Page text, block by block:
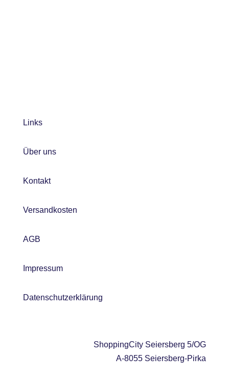
Links
Über uns
Kontakt
Versandkosten
AGB
Impressum
Datenschutzerklärung
ShoppingCity Seiersberg 5/OG
A-8055 Seiersberg-Pirka